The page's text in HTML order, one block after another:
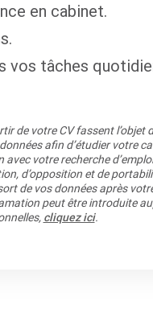
en cabinet.
vos tâches
de votre CV fassent l’objet
afin d’étudier votre
votre recherche
d’opposition et de
de vos données après
peut être introduite
cliquez ici.